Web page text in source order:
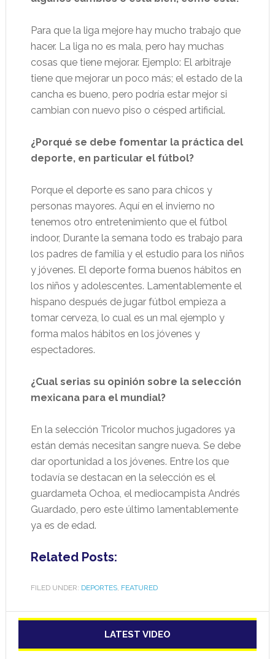
Para que la liga mejore hay mucho trabajo que
hacer. La liga no es mala, pero hay muchas
cosas que tiene mejorar. Ejemplo: El arbitraje
tiene que mejorar un poco más; el estado de la
cancha es bueno, pero podría estar mejor si
cambian con nuevo piso o césped artificial.
¿Porqué se debe fomentar la práctica del
deporte, en particular el fútbol?
Porque el deporte es sano para chicos y
personas mayores. Aquí en el invierno no
tenemos otro entretenimiento que el fútbol
indoor, Durante la semana todo es trabajo para
los padres de familia y el estudio para los niños
y jóvenes. El deporte forma buenos hábitos en
los niños y adolescentes. Lamentablemente el
hispano después de jugar fútbol empieza a
tomar cerveza, lo cual es un mal ejemplo y
forma malos hábitos en los jóvenes y
espectadores.
¿Cual serias su opinión sobre la selección
mexicana para el mundial?
En la selección Tricolor muchos jugadores ya
están demás necesitan sangre nueva. Se debe
dar oportunidad a los jóvenes. Entre los que
todavía se destacan en la selección es el
guardameta Ochoa, el mediocampista Andrés
Guardado, pero este último lamentablemente
ya es de edad.
Related Posts:
FILED UNDER: DEPORTES, FEATURED
LATEST VIDEO